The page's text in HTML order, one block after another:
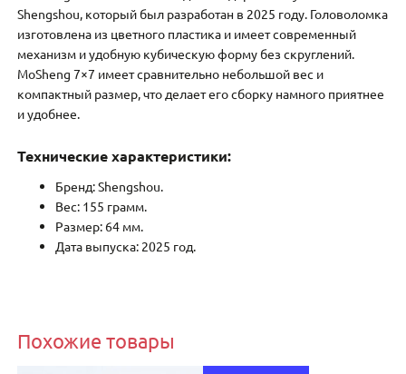
Shengshou, который был разработан в 2025 году. Головоломка
изготовлена ​​из цветного пластика и имеет современный
механизм и удобную кубическую форму без скруглений.
MoSheng 7×7 имеет сравнительно небольшой вес и
компактный размер, что делает его сборку намного приятнее
и удобнее.
Технические характеристики:
Бренд: Shengshou.
Вес: 155 грамм.
Размер: 64 мм.
Дата выпуска: 2025 год.
Похожие товары